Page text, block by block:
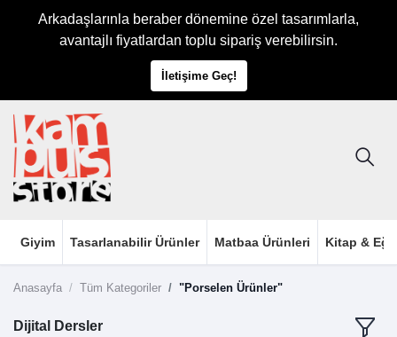
Arkadaşlarınla beraber dönemine özel tasarımlarla,
avantajlı fiyatlardan toplu sipariş verebilirsin.
İletişime Geç!
Giyim Tasarlanabilir Ürünler Matbaa Ürünleri Kitap &
Anasayfa Tüm Kategoriler "Porselen Ürünler"
Dijital Dersler